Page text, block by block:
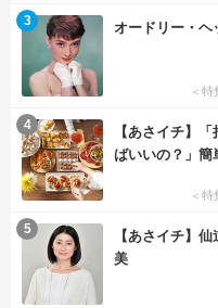
オードリー・ヘ
＜
3
【あさイチ】
ばいいの？」簡
＜
4
【あさイチ】
美
5